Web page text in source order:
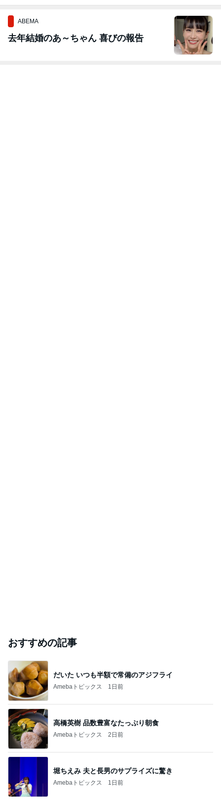
ABEMA
去年結婚のあ～ちゃん 喜びの報告
おすすめの記事
だいた いつも半額で常備のアジフライ
Amebaトピックス 1日前
高橋英樹 品数豊富なたっぷり朝食
Amebaトピックス 2日前
堀ちえみ 夫と長男のサプライズに驚き
Amebaトピックス 1日前